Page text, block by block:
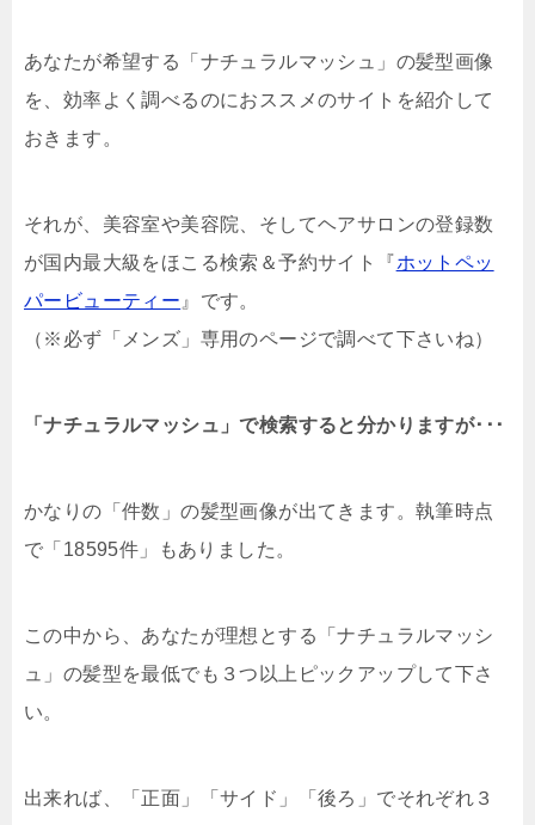
あなたが希望する「ナチュラルマッシュ」の髪型画像
を、効率よく調べるのにおススメのサイトを紹介して
おきます。
それが、美容室や美容院、そしてヘアサロンの登録数
が国内最大級をほこる検索＆予約サイト『ホットペッ
パービューティー 』です。
（※必ず「メンズ」専用のページで調べて下さいね）
「ナチュラルマッシュ」で検索すると分かりますが･･･
かなりの「件数」の髪型画像が出てきます。執筆時点
で「18595件」もありました。
この中から、あなたが理想とする「ナチュラルマッシ
ュ」の髪型を最低でも３つ以上ピックアップして下さ
い。
出来れば、「正面」「サイド」「後ろ」でそれぞれ３